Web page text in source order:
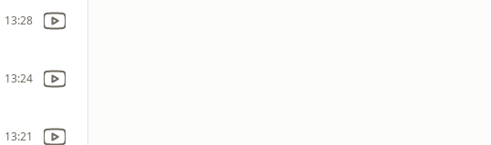
13:28
13:24
13:21